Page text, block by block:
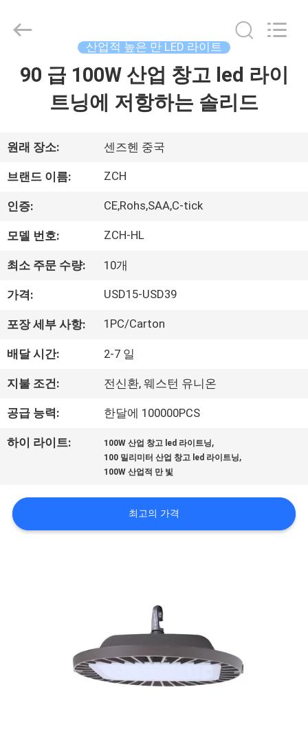
품
우
리
하
여
공
장
여
품
supplier.
2020
ZCH
Technology
All
산업적 높은 만 LED 라이트
90 급 100W 산업 창고 led 라이
트닝에 저항하는 솔리드
원래 장소: 센즈헨 중국
브랜드 이름: ZCH
인증: CE,Rohs,SAA,C-tick
모델 번호: ZCH-HL
최소 주문 수량: 10개
가격: USD15-USD39
포장 세부 사항: 1PC/Carton
배달 시간: 2-7 일
지불 조건: 전신환, 웨스턴 유니온
공급 능력: 한달에 100000PCS
하이 라이트: 100W 산업 창고 led 라이트닝,
100 밀리미터 산업 창고 led 라이트닝,
100W 산업적 만 빛
최고의 가격